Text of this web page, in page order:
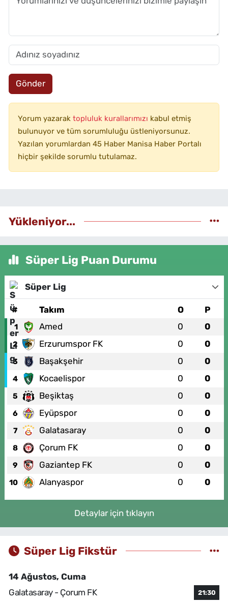
Gönder
Yorum yazarak topluluk kurallarımızı kabul etmiş
bulunuyor ve tüm sorumluluğu üstleniyorsunuz.
Yazılan yorumlardan 45 Haber Manisa Haber Portalı
hiçbir şekilde sorumlu tutulamaz.
Yükleniyor...
Süper Lig Puan Durumu
Süper Lig
# Takım O P
1 Amed 0 0
2 Erzurumspor FK 0 0
3 Başakşehir 0 0
4 Kocaelispor 0 0
5 Beşiktaş 0 0
6 Eyüpspor 0 0
7 Galatasaray 0 0
8 Çorum FK 0 0
9 Gaziantep FK 0 0
10 Alanyaspor 0 0
Detaylar için tıklayın
Süper Lig Fikstür
14 Ağustos, Cuma
Galatasaray - Çorum FK
21:30